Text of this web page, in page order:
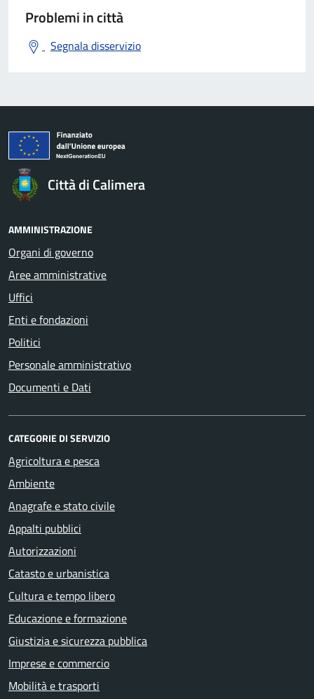
Problemi in città
Segnala disservizio
Città di Calimera
AMMINISTRAZIONE
Organi di governo
Aree amministrative
Uffici
Enti e fondazioni
Politici
Personale amministrativo
Documenti e Dati
CATEGORIE DI SERVIZIO
Agricoltura e pesca
Ambiente
Anagrafe e stato civile
Appalti pubblici
Autorizzazioni
Catasto e urbanistica
Cultura e tempo libero
Educazione e formazione
Giustizia e sicurezza pubblica
Imprese e commercio
Mobilità e trasporti